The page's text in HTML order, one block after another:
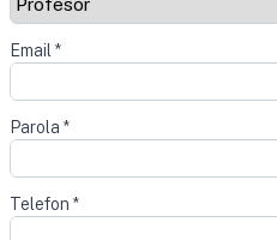
Email *
Parola *
Telefon *